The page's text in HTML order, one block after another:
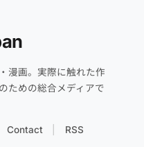
漫画。実際に触れた作
ための総合メディアで
Contact RSS